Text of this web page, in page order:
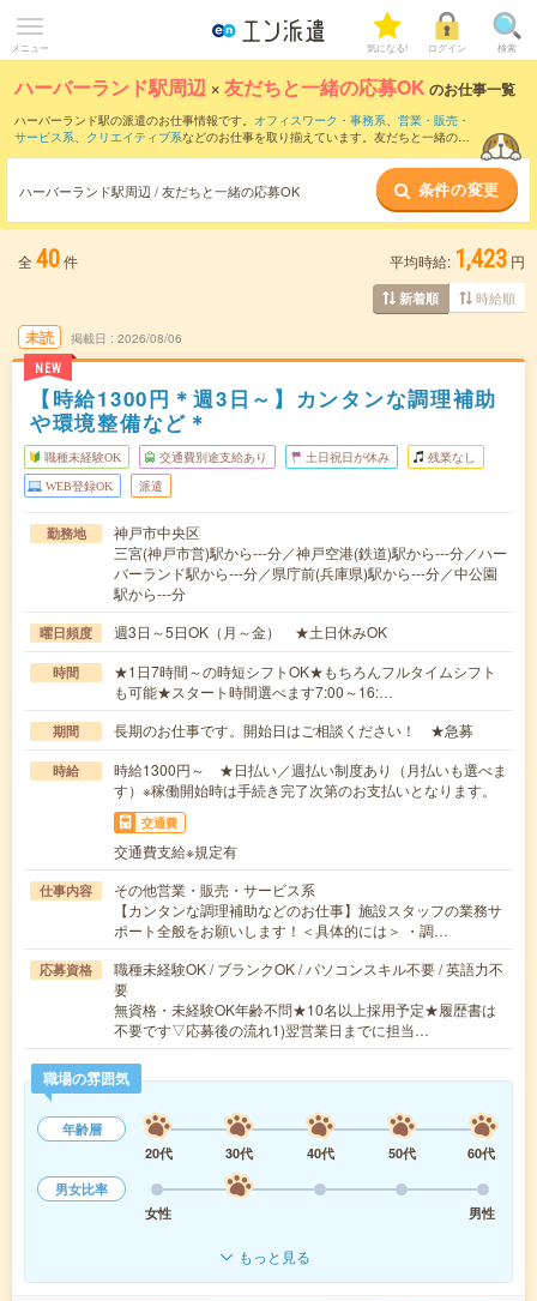
メニュー 気になる! ログイン 検索
ハーバーランド駅周辺 ×友だちと一緒の応募OK のお仕事一覧
ハーバーランド駅の派遣のお仕事情報です。 オフィスワーク・事務系、 営業・販売・
サービス系、 クリエイティブ系などのお仕事を取り揃えています。友だちと一緒の応
ハーバーランド駅周辺 / 友だちと一緒の応募OK 条件の変更
全 40件 平均時給: 1,423 円
新着順 時給順
未読
NEW
掲載日 2026/08/06
【時給1300円＊週3日～】カンタンな調理補助
や環境整備など＊
職種未経験OK 交通費別途支給あり 土日祝日が休み 残業なし
WEB登録OK 派遣
勤務地
神戸市中央区
三宮(神戸市営)駅から---分／神戸空港(鉄道)駅から---分／ハー
バーランド駅から---分／県庁前(兵庫県)駅から---分／中公園
駅から---分
曜日頻度 週3日～5日OK（月～金） ★土日休みOK
時間
★1日7時間～の時短シフトOK★もちろんフルタイムシフト
も可能★スタート時間選べます7:00～16:…
期間 長期のお仕事です。開始日はご相談ください！ ★急募
時給
時給1300円～ ★日払い／週払い制度あり（月払いも選べま
す）※稼働開始時は手続き完了次第のお支払いとなります。
交通費
交通費支給※規定有
仕事内容
その他営業・販売・サービス系
【カンタンな調理補助などのお仕事】施設スタッフの業務サ
ポート全般をお願いします！＜具体的には＞ ・調…
応募資格
職種未経験OK / ブランクOK / パソコンスキル不要 / 英語力不
要
無資格・未経験OK年齢不問★10名以上採用予定★履歴書は
不要です▽応募後の流れ1)翌営業日までに担当…
職場の雰囲気
年齢層
20代
30代 40代 50代
60代
男女比率
女性
男性
もっと見る